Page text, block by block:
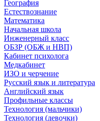
География
Естествознание
Математика
Начальная школа
Инженерный класс
ОБЗР (ОБЖ и НВП)
Кабинет психолога
Медкабинет
ИЗО и черчение
Русский язык и литература
Английский язык
Профильные классы
Технология (мальчики)
Технология (девочки)